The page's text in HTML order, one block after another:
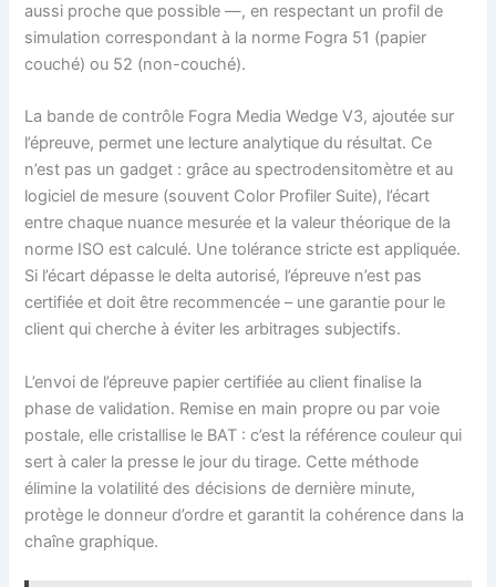
aussi proche que possible —, en respectant un profil de
simulation correspondant à la norme Fogra 51 (papier
couché) ou 52 (non-couché).
La bande de contrôle Fogra Media Wedge V3, ajoutée sur
l’épreuve, permet une lecture analytique du résultat. Ce
n’est pas un gadget : grâce au spectrodensitomètre et au
logiciel de mesure (souvent Color Profiler Suite), l’écart
entre chaque nuance mesurée et la valeur théorique de la
norme ISO est calculé. Une tolérance stricte est appliquée.
Si l’écart dépasse le delta autorisé, l’épreuve n’est pas
certifiée et doit être recommencée – une garantie pour le
client qui cherche à éviter les arbitrages subjectifs.
L’envoi de l’épreuve papier certifiée au client finalise la
phase de validation. Remise en main propre ou par voie
postale, elle cristallise le BAT : c’est la référence couleur qui
sert à caler la presse le jour du tirage. Cette méthode
élimine la volatilité des décisions de dernière minute,
protège le donneur d’ordre et garantit la cohérence dans la
chaîne graphique.